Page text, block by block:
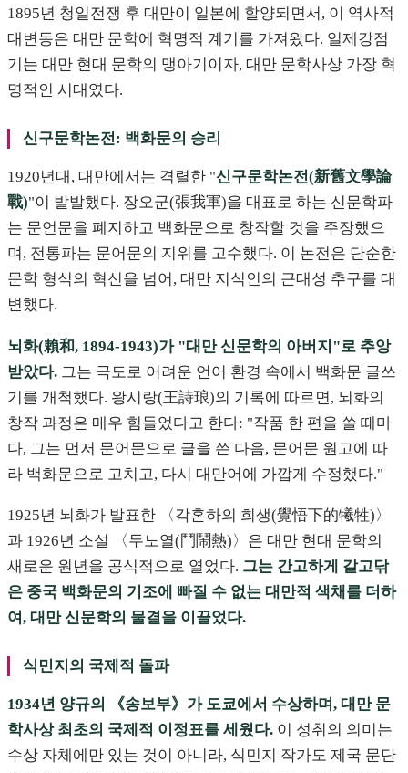
1895년 청일전쟁 후 대만이 일본에 할양되면서, 이 역사적
대변동은 대만 문학에 혁명적 계기를 가져왔다. 일제강점
기는 대만 현대 문학의 맹아기이자, 대만 문학사상 가장 혁
명적인 시대였다.
신구문학논전: 백화문의 승리
1920년대, 대만에서는 격렬한 "신구문학논전(新舊文學論
戰)"이 발발했다. 장오군(張我軍)을 대표로 하는 신문학파
는 문언문을 폐지하고 백화문으로 창작할 것을 주장했으
며, 전통파는 문어문의 지위를 고수했다. 이 논전은 단순한
문학 형식의 혁신을 넘어, 대만 지식인의 근대성 추구를 대
변했다.
뇌화(賴和, 1894-1943)가 "대만 신문학의 아버지"로 추앙
받았다. 그는 극도로 어려운 언어 환경 속에서 백화문 글쓰
기를 개척했다. 왕시랑(王詩琅)의 기록에 따르면, 뇌화의
창작 과정은 매우 힘들었다고 한다: "작품 한 편을 쓸 때마
다, 그는 먼저 문어문으로 글을 쓴 다음, 문어문 원고에 따
라 백화문으로 고치고, 다시 대만어에 가깝게 수정했다."
1925년 뇌화가 발표한 〈각혼하의 희생(覺悟下的犧牲)〉
과 1926년 소설 〈두노열(鬥鬧熱)〉은 대만 현대 문학의
새로운 원년을 공식적으로 열었다. 그는 간고하게 갈고닦
은 중국 백화문의 기조에 빠질 수 없는 대만적 색채를 더하
여, 대만 신문학의 물결을 이끌었다.
식민지의 국제적 돌파
1934년 양규의 《송보부》가 도쿄에서 수상하며, 대만 문
학사상 최초의 국제적 이정표를 세웠다. 이 성취의 의미는
수상 자체에만 있는 것이 아니라, 식민지 작가도 제국 문단